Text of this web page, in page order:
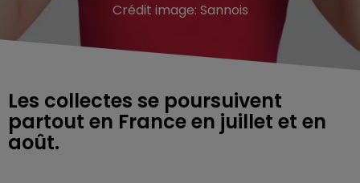
Crédit image: Sannois
Les collectes se poursuivent
partout en France en juillet et en
août.